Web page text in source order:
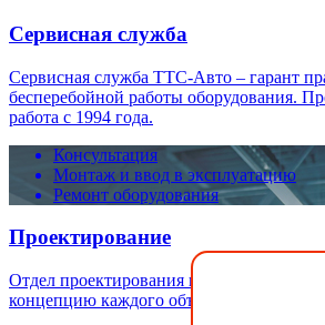
Сервисная служба
Сервисная служба ТТС-Авто – гарант
бесперебойной работы оборудования.
работа с 1994 года.
Консультация
Монтаж и ввод в эксплуатацию
Ремонт оборудования
Проектирование
Отдел проектирования компании «ТТС-
концепцию каждого объекта.